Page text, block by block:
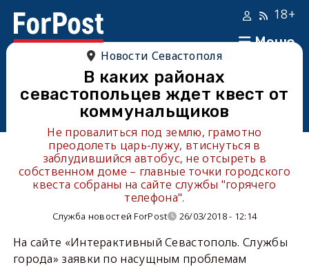
Меню
18+
Новости Севастополя
В каких районах
севастопольцев ждет квест от
коммунальщиков
Не провалиться под землю, грамотно
преодолеть царь-лужу, втиснуться в
заблудившийся автобус, не отсыреть в
собственном доме – главные точки городского
квеста собраны на сайте службы "горячего
телефона".
Служба новостей ForPost 26/03/2018 - 12:14
На сайте «Интерактивный Севастополь. Службы
города» заявки по насущным проблемам